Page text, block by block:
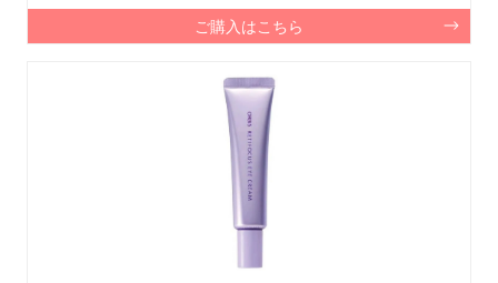
ご購入はこちら